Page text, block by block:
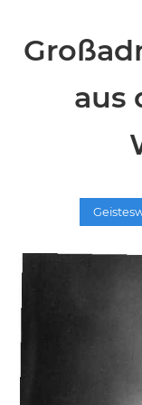
aus